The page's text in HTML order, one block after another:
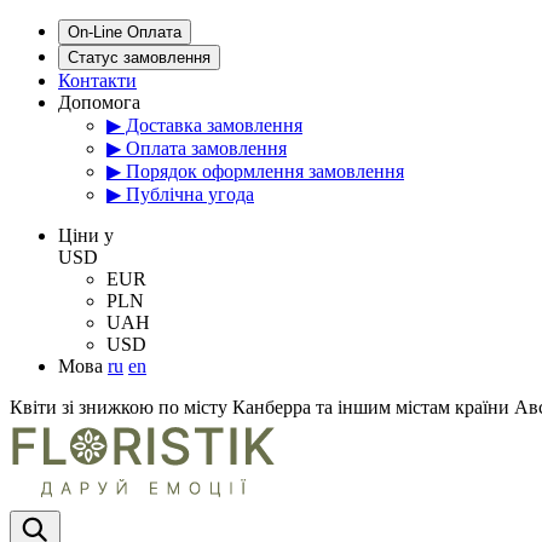
On-Line Оплата
Статус замовлення
Контакти
Допомога
▶ Доставка замовлення
▶ Оплата замовлення
▶ Порядок оформлення замовлення
▶ Публічна угода
Цiни у
USD
EUR
PLN
UAH
USD
Мова ru en
Квіти зі знижкою по місту Канберра та іншим містам країни